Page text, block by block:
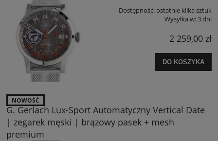
Dostępność:ostatnie kilka sztuk
Wysyłka w:3 dni
2 259,00 zł
DO KOSZYKA
G. Gerlach Lux-Sport Automatyczny Vertical Date
| zegarek męski | brązowy pasek + mesh
premium
NOWOŚĆ